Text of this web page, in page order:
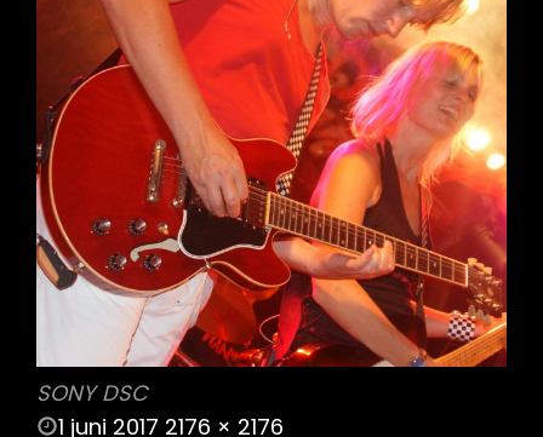
SONY DSC
POSTED
1 juni 2017 2176 × 2176